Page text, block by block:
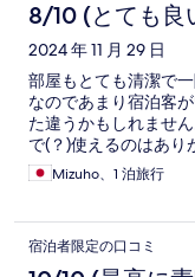
8/10 (とても良
2024 年 11 月 29 日
部屋もとても清潔で
なのであまり宿泊客
た違うかもしれませ
で(？)使えるのはあり
Mizuho、1 泊旅行
宿泊者限定の口コミ